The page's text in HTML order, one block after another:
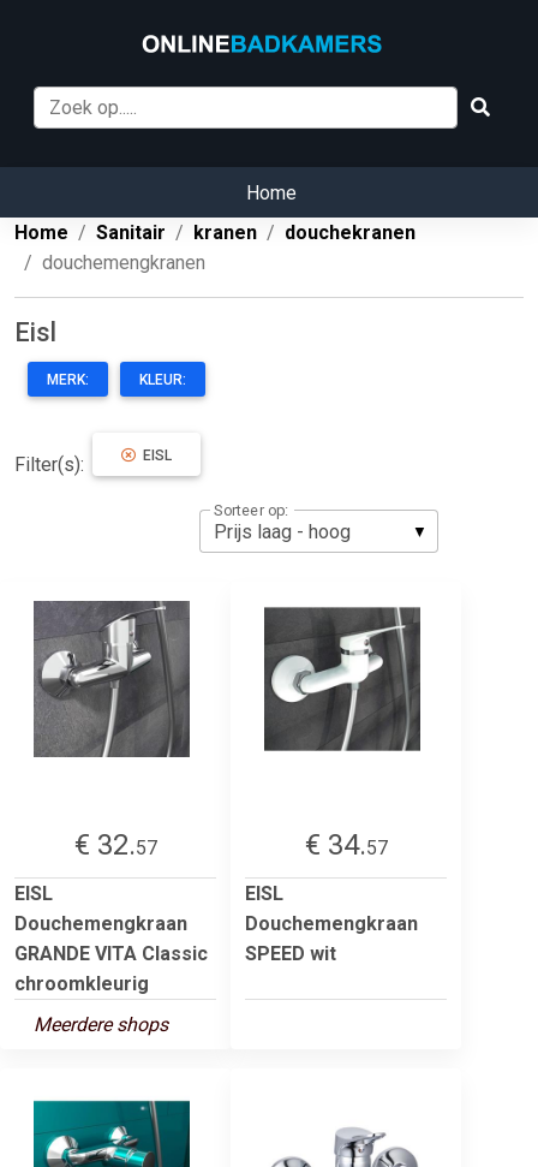
Home
Home
Sanitair kranen
douchekranen
douchemengkranen
Eisl
MERK: KLEUR:
Filter(s): EISL
Sorteer op:
€ 32.57
EISL
Douchemengkraan
GRANDE VITA Classic
chroomkleurig
Meerdere shops
€ 34.57
EISL
Douchemengkraan
SPEED wit